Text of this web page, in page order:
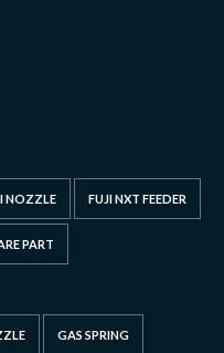
NOZZLE FUJI NXT FEEDER
PART
GAS SPRING